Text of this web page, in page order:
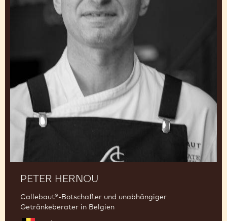
PETER HERNOU
Callebaut®-Botschafter und unabhängiger
Getränkeberater in Belgien